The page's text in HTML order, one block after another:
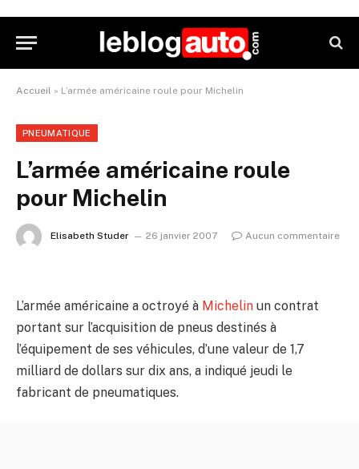
Accueil » L’armée américaine roule pour Michelin
PNEUMATIQUE
L’armée américaine roule
pour Michelin
Elisabeth Studer 26 janvier 2007 Aucun commentaire
L’armée américaine a octroyé à Michelin un contrat
portant sur l’acquisition de pneus destinés à
l’équipement de ses véhicules, d’une valeur de 1,7
milliard de dollars sur dix ans, a indiqué jeudi le
fabricant de pneumatiques.